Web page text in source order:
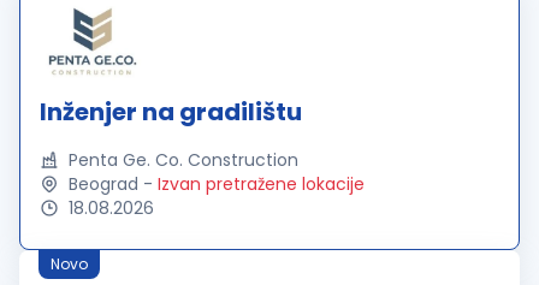
Inženjer na gradilištu
Penta Ge. Co. Construction
Beograd - Izvan pretražene lokacije
18.08.2026
Novo